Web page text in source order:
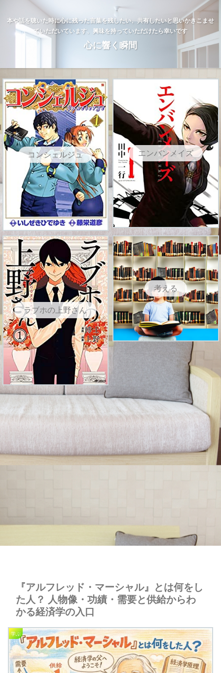
本や話を聴いた時に心に残った言葉を残したい、共有したいと思いかきこませ
ていただいています、興味を持っていただけたら幸いです
心に響く瞬間
コンシェルジュ エンバンメイズ
ラブホの上野さん
考える
『アルフレッド・マーシャル』とは何をし
た人？ 人物像・功績・需要と供給からわ
かる経済学の入口
学ぶ